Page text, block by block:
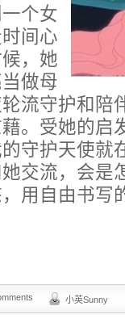
个女
间心
，她
做母
流守护和陪
。受她的启
守护天使就
交流，会是
用自由书写
小英Sunny